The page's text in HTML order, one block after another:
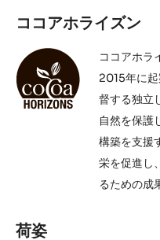
ココアホライズン
ココアホラ
2015年に
督する独立
自然を保護
構築を支援
栄を促進し
るための成
荷姿